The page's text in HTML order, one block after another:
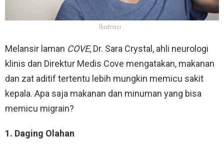
Ilustrasi
Melansir laman COVE, Dr. Sara Crystal, ahli neurologi
klinis dan Direktur Medis Cove mengatakan, makanan
dan zat aditif tertentu lebih mungkin memicu sakit
kepala. Apa saja makanan dan minuman yang bisa
memicu migrain?
1. Daging Olahan